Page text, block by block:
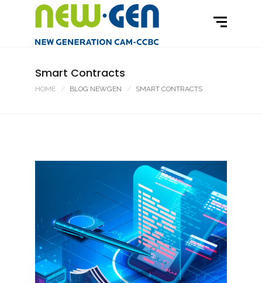
Smart Contracts
HOME BLOG NEWGEN SMART CONTRACTS